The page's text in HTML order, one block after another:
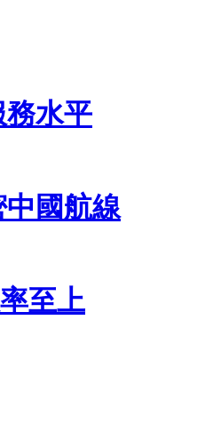
水平
國航線
至上